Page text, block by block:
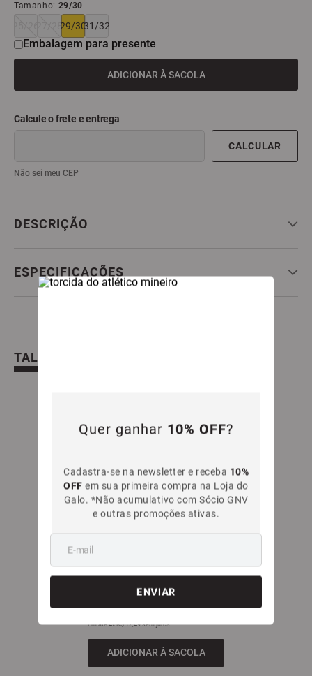
Quer ganhar 10% OFF?
Cadastra-se na newsletter e receba 10%
OFF em sua primeira compra na Loja do
Galo. *Não acumulativo com Sócio GNV
e outras promoções ativas.
Tamanho: 29/30
27/2829/3031/32
Embalagem para presente
ADICIONAR À SACOLA
Não sei meu CEP
DESCRIÇÃO
ESPECIFICAÇÕES
TALVEZ VOCÊ TAMBÉM GOSTE
Chinelo Infantil Básico Danper Galo Doido
Atlético Mineiro
R$49,99
Em até4xR$ 12,49sem juros
ADICIONAR À SACOLA
boné
9º all black
10º garrafa